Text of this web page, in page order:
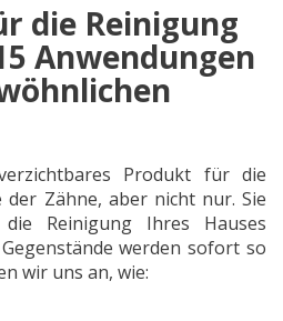
die Reinigung
Anwendungen
Produkt für die
der Zähne, aber nicht nur. Sie
Reinigung Ihres Hauses
werden sofort so
wir uns an, wie: